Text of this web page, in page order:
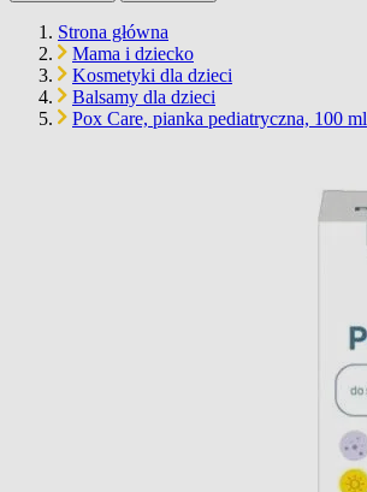
Strona główna
Mama i dziecko
Kosmetyki dla dzieci
Balsamy dla dzieci
Pox Care, pianka pediatryczna, 100 ml